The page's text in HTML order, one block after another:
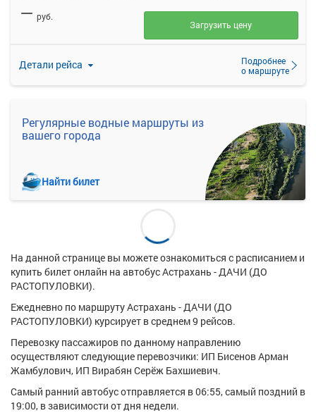
Детали рейса
Подробнее
о маршруте
— руб.
Загрузить цену
Регулярные водные маршруты из
вашего города
Найти билет
На данной странице вы можете ознакомиться с расписанием и
купить билет онлайн на автобус Астрахань - ДАЧИ (ДО
РАСТОПУЛОВКИ).
Ежедневно по маршруту Астрахань - ДАЧИ (ДО
РАСТОПУЛОВКИ) курсирует в среднем 9 рейсов.
Перевозку пассажиров по данному направлению
осуществляют следующие перевозчики: ИП Бисенов Арман
Жамбулович, ИП Вирабян Серёж Бахшиевич.
Самый ранний автобус отправляется в 06:55, самый поздний в
19:00, в зависимости от дня недели.